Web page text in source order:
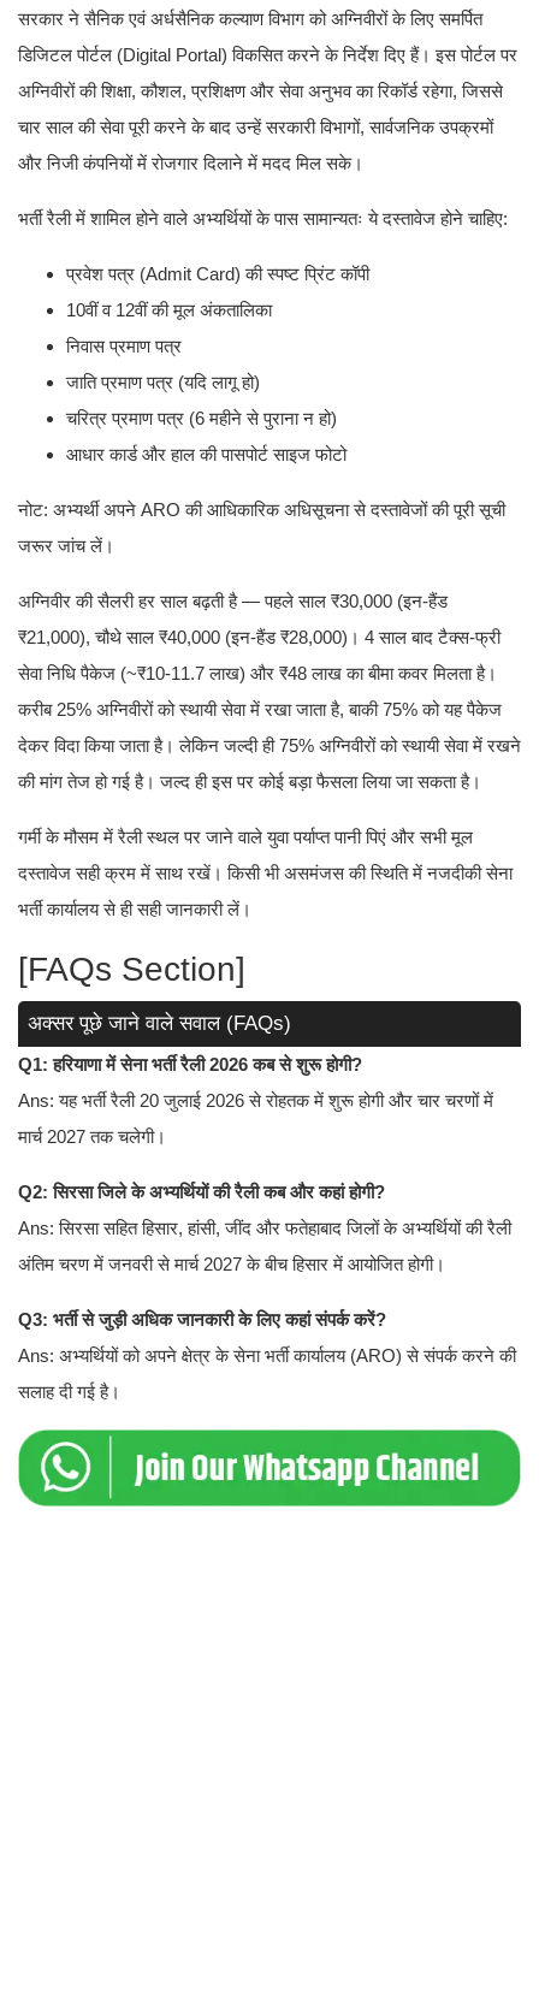
सरकार ने सैनिक एवं अर्धसैनिक कल्याण विभाग को अग्निवीरों के लिए समर्पित
डिजिटल पोर्टल (Digital Portal) विकसित करने के निर्देश दिए हैं। इस पोर्टल पर
अग्निवीरों की शिक्षा, कौशल, प्रशिक्षण और सेवा अनुभव का रिकॉर्ड रहेगा, जिससे
चार साल की सेवा पूरी करने के बाद उन्हें सरकारी विभागों, सार्वजनिक उपक्रमों
और निजी कंपनियों में रोजगार दिलाने में मदद मिल सके।
भर्ती रैली में शामिल होने वाले अभ्यर्थियों के पास सामान्यतः ये दस्तावेज होने चाहिए:
प्रवेश पत्र (Admit Card) की स्पष्ट प्रिंट कॉपी
10वीं व 12वीं की मूल अंकतालिका
निवास प्रमाण पत्र
जाति प्रमाण पत्र (यदि लागू हो)
चरित्र प्रमाण पत्र (6 महीने से पुराना न हो)
आधार कार्ड और हाल की पासपोर्ट साइज फोटो
नोट: अभ्यर्थी अपने ARO की आधिकारिक अधिसूचना से दस्तावेजों की पूरी सूची
जरूर जांच लें।
अग्निवीर की सैलरी हर साल बढ़ती है — पहले साल ₹30,000 (इन-हैंड
₹21,000), चौथे साल ₹40,000 (इन-हैंड ₹28,000)। 4 साल बाद टैक्स-फ्री
सेवा निधि पैकेज (~₹10-11.7 लाख) और ₹48 लाख का बीमा कवर मिलता है।
करीब 25% अग्निवीरों को स्थायी सेवा में रखा जाता है, बाकी 75% को यह पैकेज
देकर विदा किया जाता है। लेकिन जल्दी ही 75% अग्निवीरों को स्थायी सेवा में रखने
की मांग तेज हो गई है। जल्द ही इस पर कोई बड़ा फैसला लिया जा सकता है।
गर्मी के मौसम में रैली स्थल पर जाने वाले युवा पर्याप्त पानी पिएं और सभी मूल
दस्तावेज सही क्रम में साथ रखें। किसी भी असमंजस की स्थिति में नजदीकी सेना
भर्ती कार्यालय से ही सही जानकारी लें।
[FAQs Section]
अक्सर पूछे जाने वाले सवाल (FAQs)
Q1: हरियाणा में सेना भर्ती रैली 2026 कब से शुरू होगी?
Ans: यह भर्ती रैली 20 जुलाई 2026 से रोहतक में शुरू होगी और चार चरणों में
मार्च 2027 तक चलेगी।
Q2: सिरसा जिले के अभ्यर्थियों की रैली कब और कहां होगी?
Ans: सिरसा सहित हिसार, हांसी, जींद और फतेहाबाद जिलों के अभ्यर्थियों की रैली
अंतिम चरण में जनवरी से मार्च 2027 के बीच हिसार में आयोजित होगी।
Q3: भर्ती से जुड़ी अधिक जानकारी के लिए कहां संपर्क करें?
Ans: अभ्यर्थियों को अपने क्षेत्र के सेना भर्ती कार्यालय (ARO) से संपर्क करने की
सलाह दी गई है।